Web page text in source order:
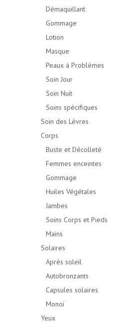
Démaquillant
Gommage
Lotion
Masque
Peaux à Problèmes
Soin Jour
Soin Nuit
Soins spécifiques
Soin des Lèvres
Corps
Buste et Décolleté
Femmes enceintes
Gommage
Huiles Végétales
Jambes
Soins Corps et Pieds
Mains
Solaires
Après soleil
Autobronzants
Capsules solaires
Monoï
Yeux